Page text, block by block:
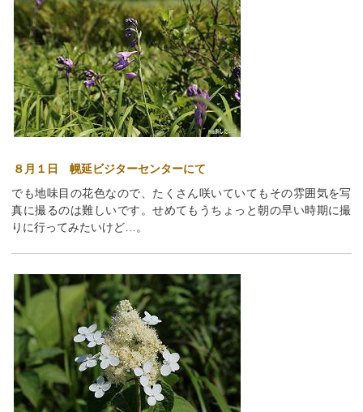
８月１日 幌延ビジターセンターにて
でも地味目の花色なので、たくさん咲いていてもその雰囲気を写
真に撮るのは難しいです。せめてもうちょっと朝の早い時期に撮
りに行ってみたいけど…。